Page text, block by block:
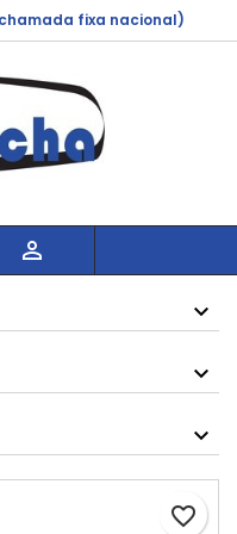
chamada fixa nacional)

favorite_border